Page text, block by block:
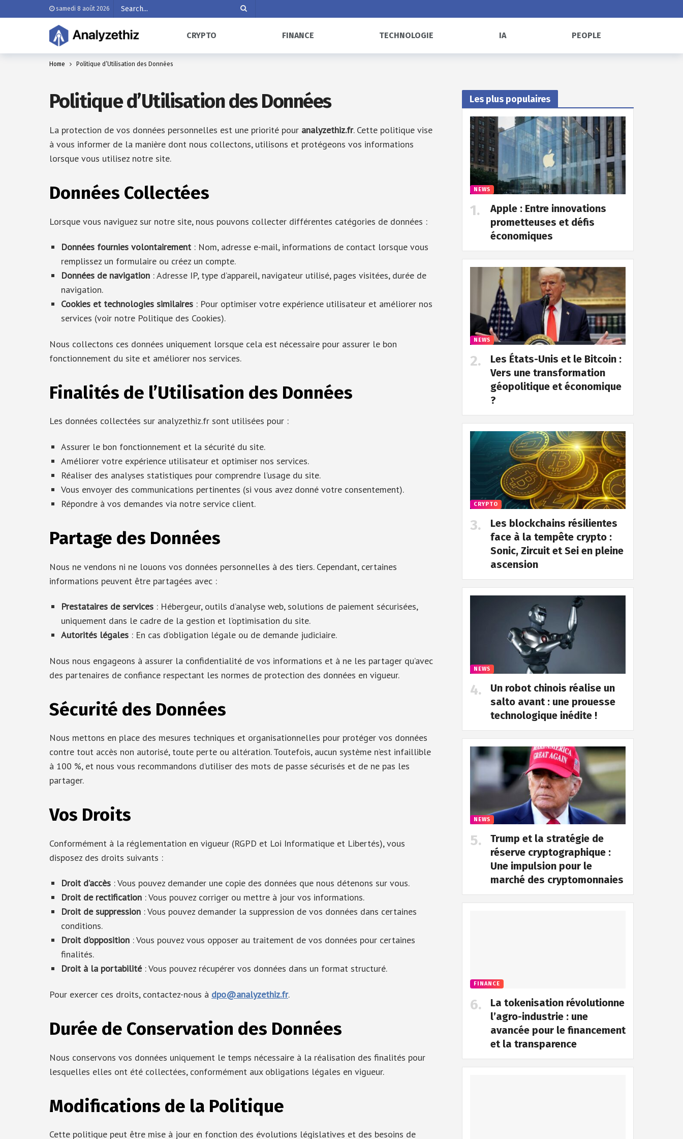
samedi 8 août 2026
CRYPTO FINANCE TECHNOLOGIE IA PEOPLE
Home Politique d’Utilisation des Données
Politique d’Utilisation des Données
La protection de vos données personnelles est une priorité pour analyzethiz.fr. Cette politique vise
à vous informer de la manière dont nous collectons, utilisons et protégeons vos informations
lorsque vous utilisez notre site.
Données Collectées
Lorsque vous naviguez sur notre site, nous pouvons collecter différentes catégories de données :
Données fournies volontairement : Nom, adresse e-mail, informations de contact lorsque vous
remplissez un formulaire ou créez un compte.
Données de navigation : Adresse IP, type d’appareil, navigateur utilisé, pages visitées, durée de
navigation.
Cookies et technologies similaires : Pour optimiser votre expérience utilisateur et améliorer nos
services (voir notre Politique des Cookies).
Nous collectons ces données uniquement lorsque cela est nécessaire pour assurer le bon
fonctionnement du site et améliorer nos services.
Finalités de l’Utilisation des Données
Les données collectées sur analyzethiz.fr sont utilisées pour :
Assurer le bon fonctionnement et la sécurité du site.
Améliorer votre expérience utilisateur et optimiser nos services.
Réaliser des analyses statistiques pour comprendre l’usage du site.
Vous envoyer des communications pertinentes (si vous avez donné votre consentement).
Répondre à vos demandes via notre service client.
Partage des Données
Nous ne vendons ni ne louons vos données personnelles à des tiers. Cependant, certaines
informations peuvent être partagées avec :
Prestataires de services : Hébergeur, outils d’analyse web, solutions de paiement sécurisées,
uniquement dans le cadre de la gestion et l’optimisation du site.
Autorités légales : En cas d’obligation légale ou de demande judiciaire.
Nous nous engageons à assurer la confidentialité de vos informations et à ne les partager qu’avec
des partenaires de confiance respectant les normes de protection des données en vigueur.
Sécurité des Données
Nous mettons en place des mesures techniques et organisationnelles pour protéger vos données
contre tout accès non autorisé, toute perte ou altération. Toutefois, aucun système n’est infaillible
à 100 %, et nous vous recommandons d’utiliser des mots de passe sécurisés et de ne pas les
partager.
Vos Droits
Conformément à la réglementation en vigueur (RGPD et Loi Informatique et Libertés), vous
disposez des droits suivants :
Droit d’accès : Vous pouvez demander une copie des données que nous détenons sur vous.
Droit de rectification : Vous pouvez corriger ou mettre à jour vos informations.
Droit de suppression : Vous pouvez demander la suppression de vos données dans certaines
conditions.
Droit d’opposition : Vous pouvez vous opposer au traitement de vos données pour certaines
finalités.
Droit à la portabilité: Vous pouvez récupérer vos données dans un format structuré.
Pour exercer ces droits, contactez-nous à dpo@analyzethiz.fr.
Durée de Conservation des Données
Nous conservons vos données uniquement le temps nécessaire à la réalisation des finalités pour
lesquelles elles ont été collectées, conformément aux obligations légales en vigueur.
Modifications de la Politique
Cette politique peut être mise à jour en fonction des évolutions législatives et des besoins de
Les plus populaires
NEWS
Apple : Entre innovations
prometteuses et défis
économiques
NEWS
Les États-Unis et le Bitcoin :
Vers une transformation
géopolitique et économique
?
CRYPTO
Les blockchains résilientes
face à la tempête crypto :
Sonic, Zircuit et Sei en pleine
ascension
NEWS
Un robot chinois réalise un
salto avant : une prouesse
technologique inédite !
NEWS
Trump et la stratégie de
réserve cryptographique :
Une impulsion pour le
marché des cryptomonnaies
FINANCE
La tokenisation révolutionne
l’agro-industrie : une
avancée pour le financement
et la transparence